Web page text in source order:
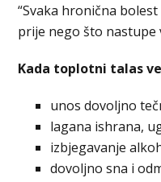
“Svaka hronična
prije nego što nastupe
Kada toplotni talas
unos dovoljno
lagana ishrana,
izbjegavanje
dovoljno sna i